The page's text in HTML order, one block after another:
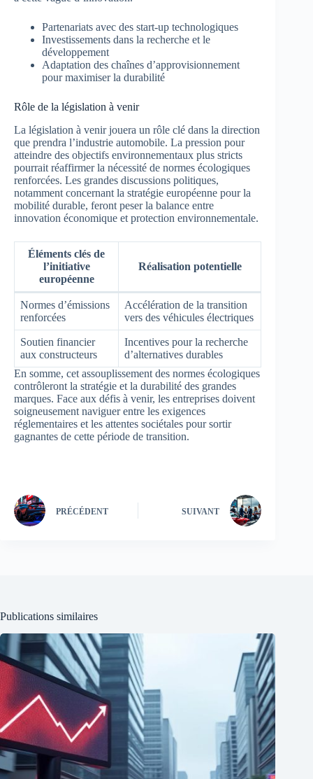
Partenariats avec des start-up technologiques
Investissements dans la recherche et le
développement
Adaptation des chaînes d’approvisionnement
pour maximiser la durabilité
Rôle de la législation à venir
La législation à venir jouera un rôle clé dans la direction
que prendra l’industrie automobile. La pression pour
atteindre des objectifs environnementaux plus stricts
pourrait réaffirmer la nécessité de normes écologiques
renforcées. Les grandes discussions politiques,
notamment concernant la stratégie européenne pour la
mobilité durable, feront peser la balance entre
innovation économique et protection environnementale.
Éléments clés de
l’initiative
européenne
Réalisation potentielle
Normes d’émissions
renforcées
Accélération de la transition
vers des véhicules électriques
Soutien financier
aux constructeurs
Incentives pour la recherche
d’alternatives durables
En somme, cet assouplissement des normes écologiques
contrôleront la stratégie et la durabilité des grandes
marques. Face aux défis à venir, les entreprises doivent
soigneusement naviguer entre les exigences
réglementaires et les attentes sociétales pour sortir
gagnantes de cette période de transition.
PRÉCÉDENT SUIVANT
Publications similaires